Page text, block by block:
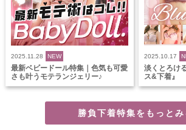
2025.11.28 NEW
最新ベビードール特集｜色気も可愛
さも叶うモテランジェリー♪
2025.10.17
淡くとろけ
ス&下着』
勝負下着特集をもっとみ